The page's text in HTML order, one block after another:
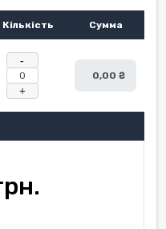
Кількість Сумма
+
0,00 ₴